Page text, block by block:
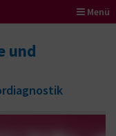
Menü
und